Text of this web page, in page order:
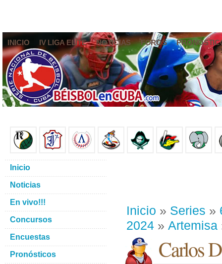
INICIO IV LIGA ELITE NOTICIAS FOROS
Inicio » Series »
2024 » Artemisa
Carlos
Inicio
Noticias
En vivo!!!
Concursos
Encuestas
Pronósticos